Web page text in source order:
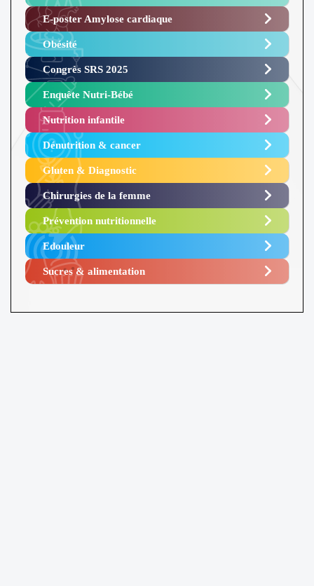
E-poster Amylose cardiaque ​
Obésité ​
Congrès SRS 2025 ​
Enquête Nutri-Bébé ​
Nutrition infantile
Dénutrition & cancer
Gluten & Diagnostic
Chirurgies de la femme
Prévention nutritionnelle
Edouleur​
Sucres & alimentation​